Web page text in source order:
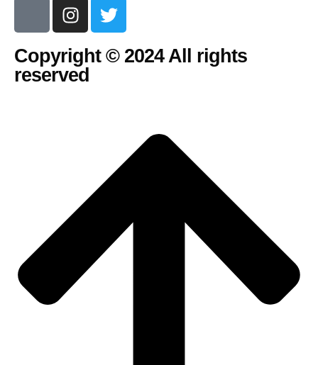
Copyright © 2024 All rights
reserved